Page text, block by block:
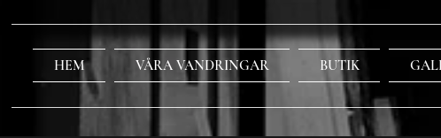
HEM VÅRA VANDRINGAR BUTIK